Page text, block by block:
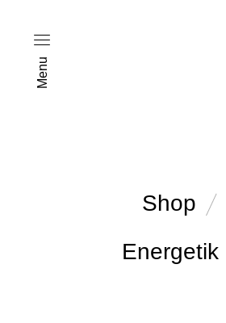
Menu
Shop
Energetik